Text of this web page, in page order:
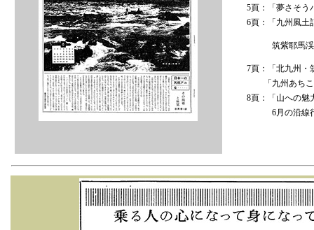
5頁：「夢さそう
6頁：「九州風土
筑紫耶馬渓へ
7頁：「北九州・
「九州あちこ
8頁：「山への魅
6月の沿線行